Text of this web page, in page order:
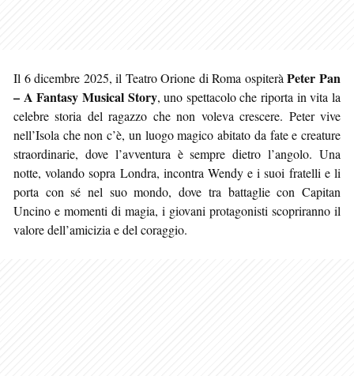
Il 6 dicembre 2025, il Teatro Orione di Roma ospiteràPeter Pan
– A Fantasy Musical Story, uno spettacolo che riporta in vita la
celebre storia del ragazzo che non voleva crescere. Peter vive
nell’Isola che non c’è, un luogo magico abitato da fate e creature
straordinarie, dove l’avventura è sempre dietro l’angolo. Una
notte, volando sopra Londra, incontra Wendy e i suoi fratelli e li
porta con sé nel suo mondo, dove tra battaglie con Capitan
Uncino e momenti di magia, i giovani protagonisti scopriranno il
valore dell’amicizia e del coraggio.